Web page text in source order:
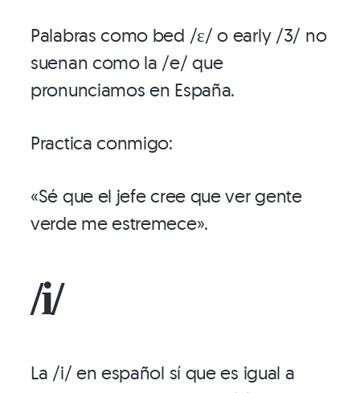
Palabras como bed /ɛ/ o early /3/ no
suenan como la /e/ que
pronunciamos en España.
Practica conmigo:
«Sé que el jefe cree que ver gente
verde me estremece».
/i/
La /i/ en español sí que es igual a